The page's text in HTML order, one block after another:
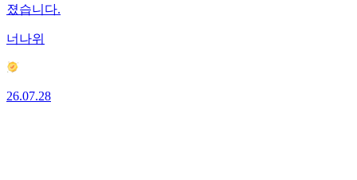
졌습니다.
너나위
26.07.28